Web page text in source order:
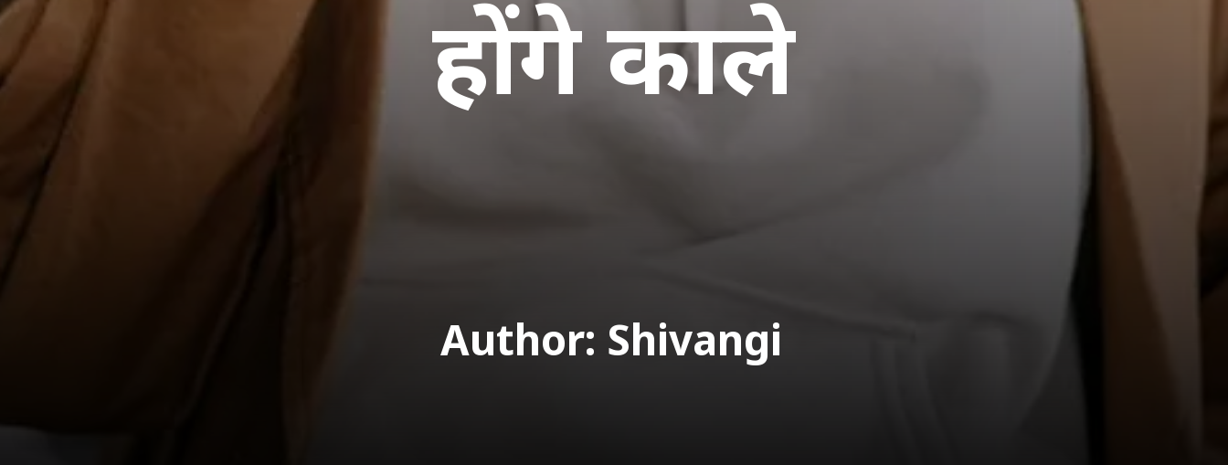
होंगे काले
Author: Shivangi